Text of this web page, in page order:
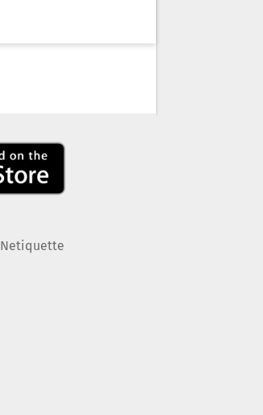
Netiquette